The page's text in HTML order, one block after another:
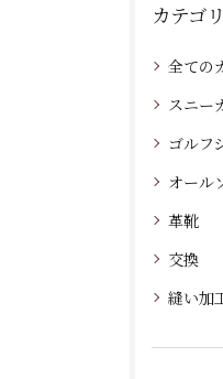
カテゴ
全ての
スニー
ゴルフ
オール
革靴
交換
縫い加